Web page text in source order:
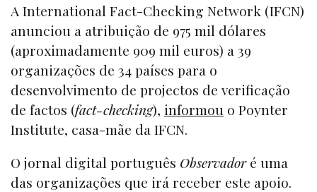
A International Fact-Checking Network (IFCN)
anunciou a atribuição de 975 mil dólares
(aproximadamente 909 mil euros) a 39
organizações de 34 países para o
desenvolvimento de projectos de verificação
de factos (fact-checking), informou o Poynter
Institute, casa-mãe da IFCN.
O jornal digital português Observadoré uma
das organizações que irá receber este apoio.